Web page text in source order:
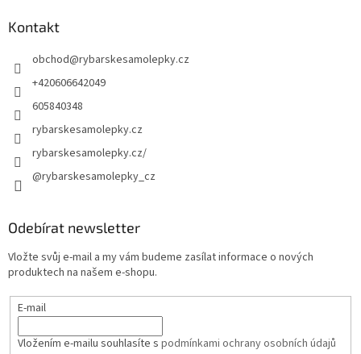
Kontakt
obchod@rybarskesamolepky.cz
+420606642049
605840348
rybarskesamolepky.cz
rybarskesamolepky.cz/
@rybarskesamolepky_cz
Odebírat newsletter
Vložte svůj e-mail a my vám budeme zasílat informace o nových
produktech na našem e-shopu.
E-mail
Vložením e-mailu souhlasíte s podmínkami ochrany osobních údajů